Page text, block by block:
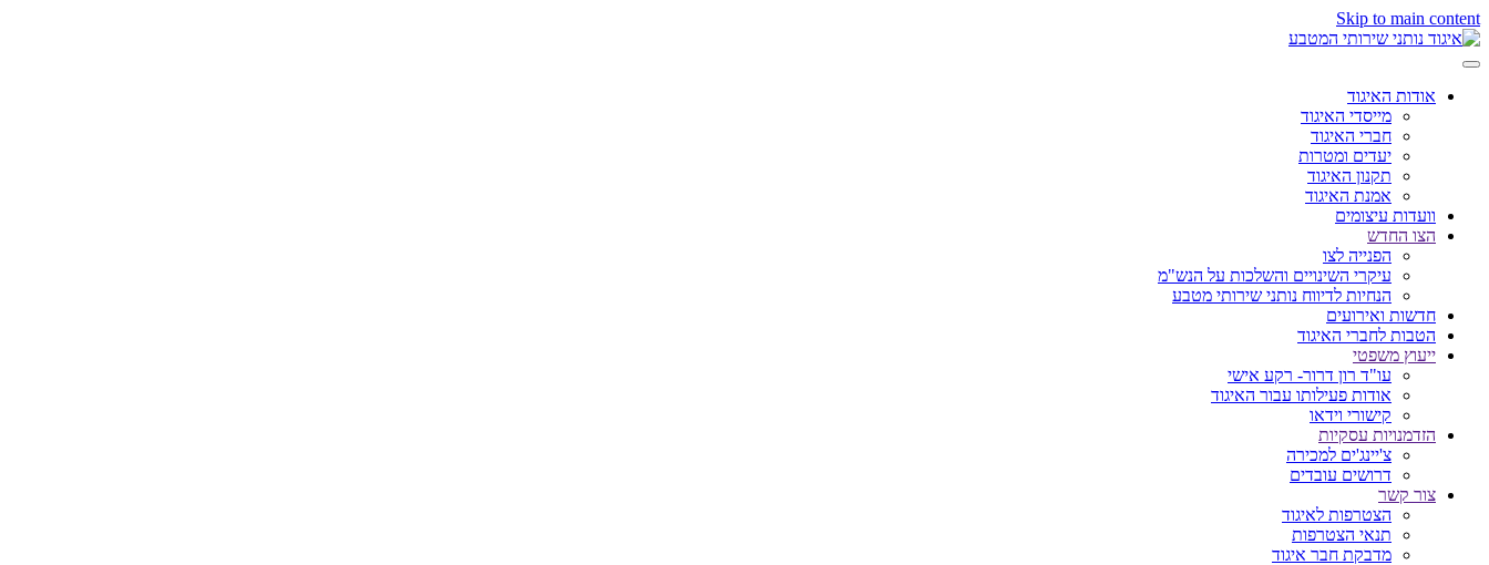
Skip to main content
אודות האיגוד
מייסדי האיגוד
חברי האיגוד
יעדים ומטרות
תקנון האיגוד
אמנת האיגוד
וועדות עיצומים
הצו החדש
הפנייה לצו
עיקרי השינויים והשלכות על הנש"מ
הנחיות לדיווח נותני שירותי מטבע
חדשות ואירועים
הטבות לחברי האיגוד
ייעוץ משפטי
עו"ד רון דרור- רקע אישי
אודות פעילותו עבור האיגוד
קישורי וידאו
הזדמנויות עסקיות
צ'יינג'ים למכירה
דרושים עובדים
צור קשר
הצטרפות לאיגוד
תנאי הצטרפות
מדבקת חבר איגוד